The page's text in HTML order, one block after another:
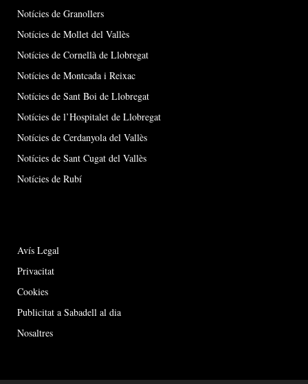
Notícies de Granollers
Notícies de Mollet del Vallès
Notícies de Cornellà de Llobregat
Notícies de Montcada i Reixac
Notícies de Sant Boi de Llobregat
Notícies de l’Hospitalet de Llobregat
Notícies de Cerdanyola del Vallès
Notícies de Sant Cugat del Vallès
Notícies de Rubí
Avís Legal
Privacitat
Cookies
Publicitat a Sabadell al dia
Nosaltres